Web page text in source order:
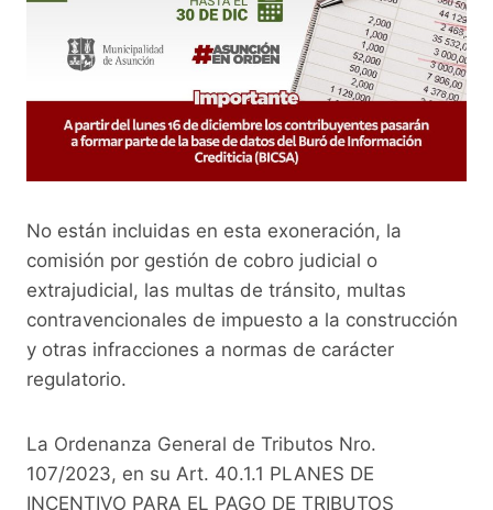
No están incluidas en esta exoneración, la
comisión por gestión de cobro judicial o
extrajudicial, las multas de tránsito, multas
contravencionales de impuesto a la construcción
y otras infracciones a normas de carácter
regulatorio.
La Ordenanza General de Tributos Nro.
107/2023, en su Art. 40.1.1 PLANES DE
INCENTIVO PARA EL PAGO DE TRIBUTOS